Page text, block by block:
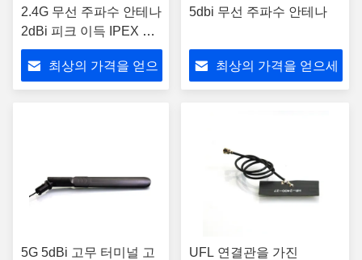
2.4G 무선 주파수 안테나
2dBi 피크 이득 IPEX 연
결관
최상의 가격을 얻으
5dbi 무선 주파수 안테나
최상의 가격을 얻으세
5G 5dBi 고무 터미널 고
UFL 연결관을 가진